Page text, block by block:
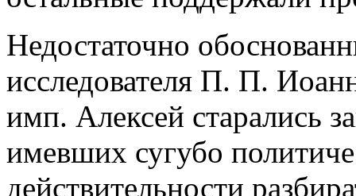
Недостаточно
исследователя П. П.
имп. Алексей старались
имевших сугубо
действительности